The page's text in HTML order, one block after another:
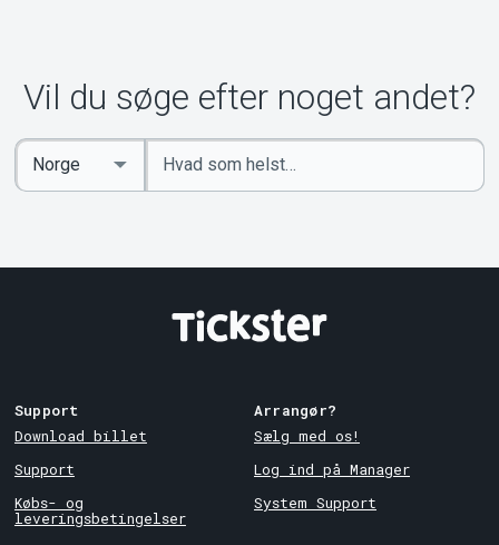
Vil du søge efter noget andet?
Indtast
søgeord
Select
Country
Support
Download billet
Support
Købs- og
leveringsbetingelser
Arrangør?
Sælg med os!
Log ind på Manager
System Support